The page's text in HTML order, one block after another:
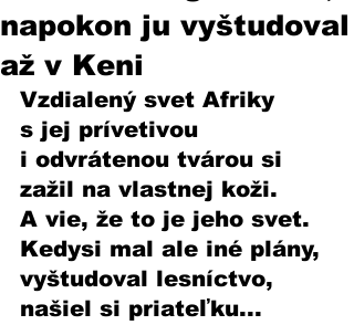
napokon ju vyštudoval
až v Keni
Vzdialený svet Afriky
s jej prívetivou
i odvrátenou tvárou si
zažil na vlastnej koži.
A vie, že to je jeho svet.
Kedysi mal ale iné plány,
vyštudoval lesníctvo,
našiel si priateľku...